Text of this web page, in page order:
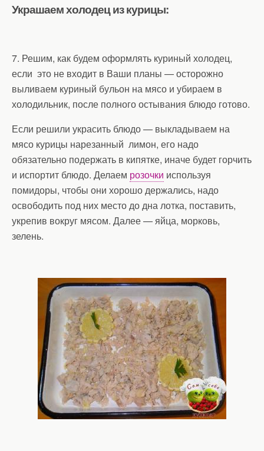
Украшаем холодец из курицы:
7. Решим, как будем оформлять куриный холодец,
если это не входит в Ваши планы — осторожно
выливаем куриный бульон на мясо и убираем в
холодильник, после полного остывания блюдо готово.
Если решили украсить блюдо — выкладываем на
мясо курицы нарезанный лимон, его надо
обязательно подержать в кипятке, иначе будет горчить
и испортит блюдо. Делаем розочки используя
помидоры, чтобы они хорошо держались, надо
освободить под них место до дна лотка, поставить,
укрепив вокруг мясом. Далее — яйца, морковь,
зелень.